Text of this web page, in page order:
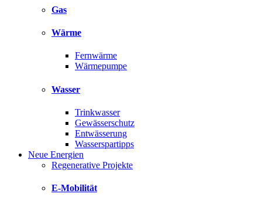
Gas
Wärme
Fernwärme
Wärmepumpe
Wasser
Trinkwasser
Gewässerschutz
Entwässerung
Wasserspartipps
Neue Energien
Regenerative Projekte
E-Mobilität